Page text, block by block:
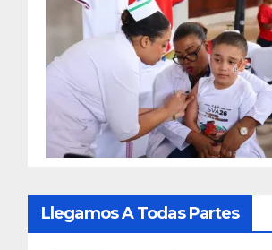
Llegamos A Todas Partes